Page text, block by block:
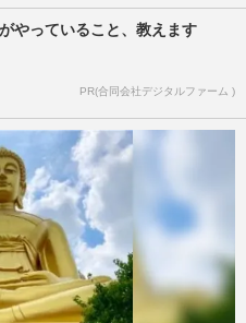
やっていること、教えます
PR(合同会社デジタルファーム )